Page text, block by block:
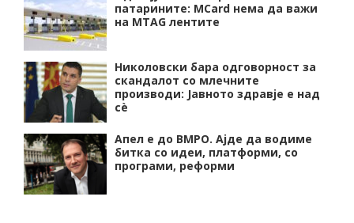
патарините: MCard нема да важи
на MTAG лентите
Николовски бара одговорност за
скандалот со млечните
производи: Јавното здравје е над
сѐ
Апел е до ВМРО. Ајде да водиме
битка со идеи, платформи, со
програми, реформи